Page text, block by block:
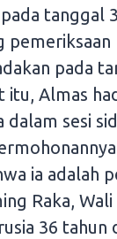
tanggal
pemeriksaan
pada
itu, Almas
dalam sesi
ia adalah
Raka,
36 tahun